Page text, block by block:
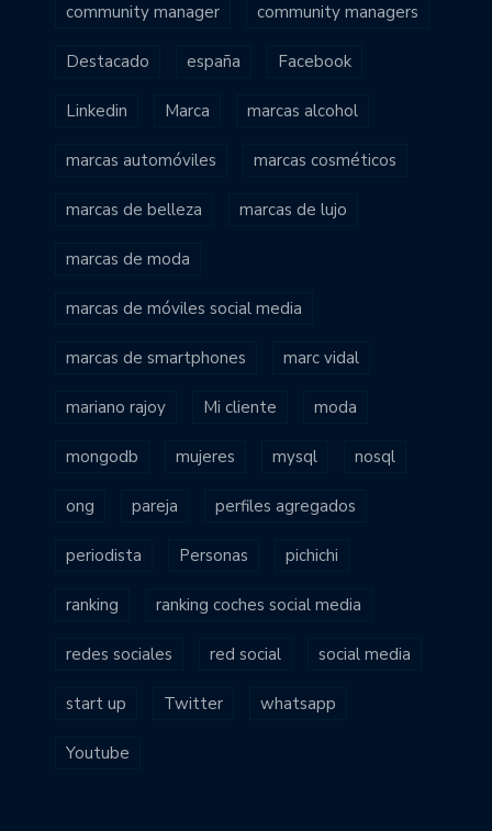
community manager community managers
Destacado españa Facebook
Linkedin Marca marcas alcohol
marcas automóviles marcas cosméticos
marcas de belleza marcas de lujo
marcas de moda
marcas de móviles social media
marcas de smartphones marc vidal
mariano rajoy Mi cliente moda
mongodb mujeres mysql nosql
ong pareja perfiles agregados
periodista Personas pichichi
ranking ranking coches social media
redes sociales red social social media
start up Twitter whatsapp
Youtube